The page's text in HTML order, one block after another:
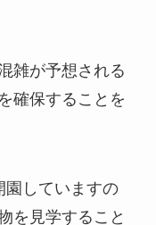
雑が予想される
確保することを
園していますの
を見学すること